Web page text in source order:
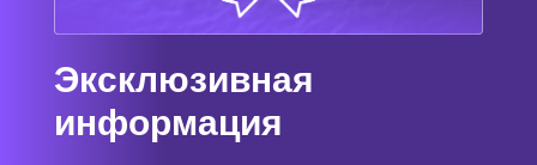
Эксклюзивная
информация